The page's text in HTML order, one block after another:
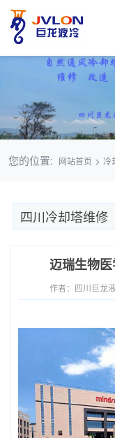
您的位置: 网站首页 > 冷
四川冷却塔维修
迈瑞生物
作者：四川巨龙